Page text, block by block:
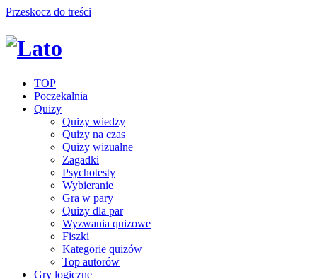
Przeskocz do treści
TOP
Poczekalnia
Quizy
Quizy wiedzy
Quizy na czas
Quizy wizualne
Zagadki
Psychotesty
Wybieranie
Gra w pary
Quizy dla par
Wyzwania quizowe
Fiszki
Kategorie quizów
Top autorów
Gry logiczne